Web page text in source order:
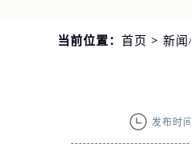
当前位置： 首页 > 新
发布时